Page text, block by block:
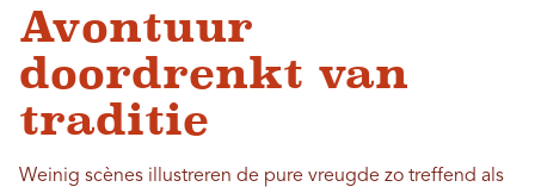
Avontuur
doordrenkt van
traditie
Weinig scènes illustreren de pure vreugde zo treffend als